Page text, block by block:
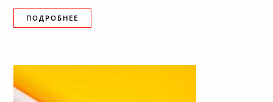
ПОДРОБНЕЕ